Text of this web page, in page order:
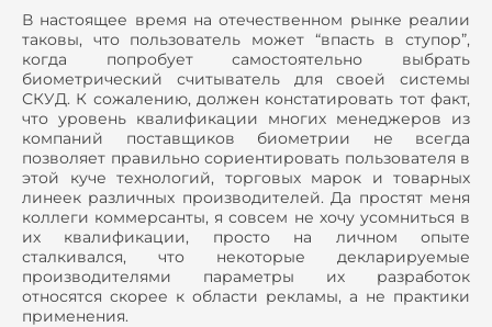
В настоящее время на отечественном рынке реалии
таковы, что пользователь может “впасть в ступор”,
когда попробует самостоятельно выбрать
биометрический считыватель для своей системы
СКУД. К сожалению, должен констатировать тот факт,
что уровень квалификации многих менеджеров из
компаний поставщиков биометрии не всегда
позволяет правильно сориентировать пользователя в
этой куче технологий, торговых марок и товарных
линеек различных производителей. Да простят меня
коллеги коммерсанты, я совсем не хочу усомниться в
их квалификации, просто на личном опыте
сталкивался, что некоторые декларируемые
производителями параметры их разработок
относятся скорее к области рекламы, а не практики
применения.